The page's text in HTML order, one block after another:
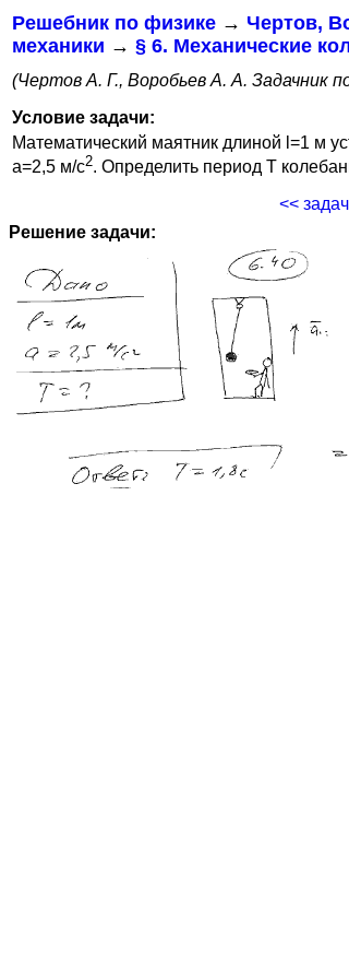
Решебник по физике → Чертов,
механики → § 6. Механические
(Чертов А. Г., Воробьев А. А. Задачник
Условие задачи:
Математический маятник длиной l=1 м
a=2,5 м/с2. Определить период T
<<
Решение задачи: